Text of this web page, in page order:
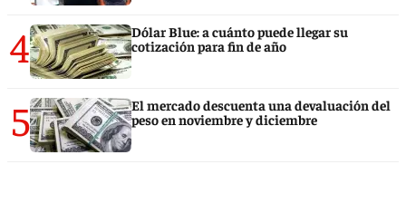
4
Dólar Blue: a cuánto puede llegar su
cotización para fin de año
5
El mercado descuenta una devaluación del
peso en noviembre y diciembre